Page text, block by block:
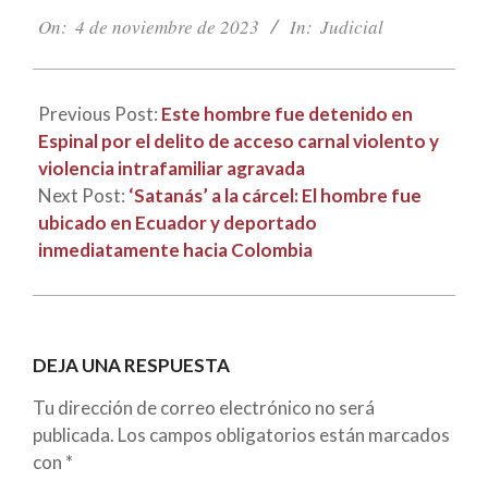
11-
On: 4 de noviembre de 2023 In: Judicial
Previous Post: Este hombre fue detenido en
Espinal por el delito de acceso carnal violento y
violencia intrafamiliar agravada
Next Post: ‘Satanás’ a la cárcel: El hombre fue
ubicado en Ecuador y deportado
inmediatamente hacia Colombia
DEJA UNA RESPUESTA
Tu dirección de correo electrónico no será
publicada. Los campos obligatorios están marcados
con *